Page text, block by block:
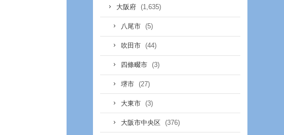
大阪府 (1,635)
八尾市 (5)
吹田市 (44)
四條畷市 (3)
堺市 (27)
大東市 (3)
大阪市中央区 (376)